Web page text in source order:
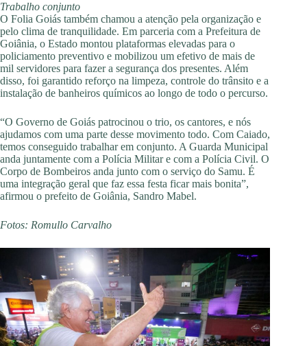
Trabalho conjunto
O Folia Goiás também chamou a atenção pela organização e
pelo clima de tranquilidade. Em parceria com a Prefeitura de
Goiânia, o Estado montou plataformas elevadas para o
policiamento preventivo e mobilizou um efetivo de mais de
mil servidores para fazer a segurança dos presentes. Além
disso, foi garantido reforço na limpeza, controle do trânsito e a
instalação de banheiros químicos ao longo de todo o percurso.
“O Governo de Goiás patrocinou o trio, os cantores, e nós
ajudamos com uma parte desse movimento todo. Com Caiado,
temos conseguido trabalhar em conjunto. A Guarda Municipal
anda juntamente com a Polícia Militar e com a Polícia Civil. O
Corpo de Bombeiros anda junto com o serviço do Samu. É
uma integração geral que faz essa festa ficar mais bonita”,
afirmou o prefeito de Goiânia, Sandro Mabel.
Fotos: Romullo Carvalho